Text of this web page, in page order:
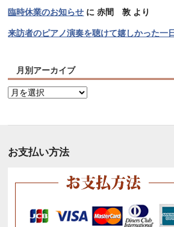
臨時休業のお知らせ に赤間 敦 より
来訪者のピアノ演奏を聴けて嬉しかった一日
月別アーカイブ
月
カ
お支払い方法